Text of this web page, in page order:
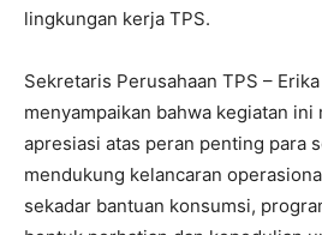
lingkungan kerja TPS.
Sekretaris Perusahaan TPS –
menyampaikan bahwa kegiatan
apresiasi atas peran penting para
mendukung kelancaran
sekadar bantuan konsumsi,